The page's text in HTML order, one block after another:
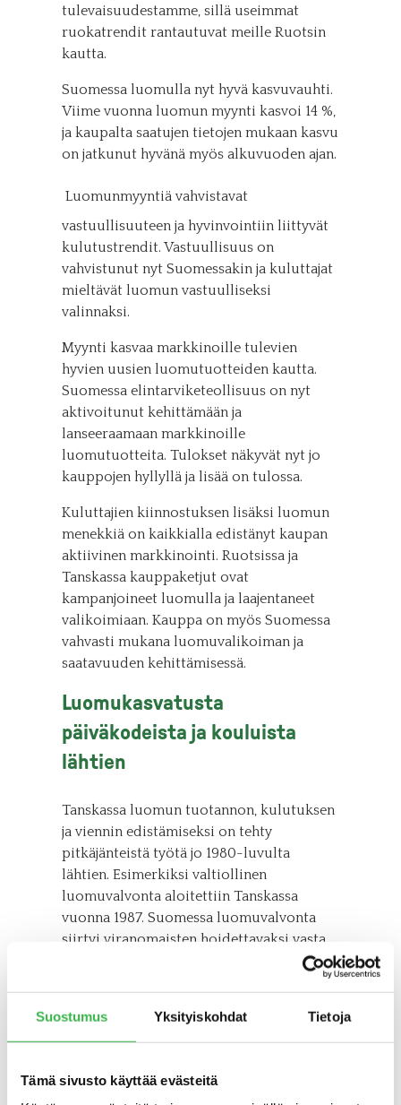
Suostumus Yksityiskohdat Tietoja
Tämä sivusto käyttää evästeitä
tulevaisuudestamme, sillä useimmat
ruokatrendit rantautuvat meille Ruotsin
kautta.
Suomessa luomulla nyt hyvä kasvuvauhti.
Viime vuonna luomun myynti kasvoi 14 %,
ja kaupalta saatujen tietojen mukaan kasvu
on jatkunut hyvänä myös alkuvuoden ajan.
Luomunmyyntiä vahvistavat
vastuullisuuteen ja hyvinvointiin liittyvät
kulutustrendit. Vastuullisuus on
vahvistunut nyt Suomessakin ja kuluttajat
mieltävät luomun vastuulliseksi
valinnaksi.
Myynti kasvaa markkinoille tulevien
hyvien uusien luomutuotteiden kautta.
Suomessa elintarviketeollisuus on nyt
aktivoitunut kehittämään ja
lanseeraamaan markkinoille
luomutuotteita. Tulokset näkyvät nyt jo
kauppojen hyllyllä ja lisää on tulossa.
Kuluttajien kiinnostuksen lisäksi luomun
menekkiä on kaikkialla edistänyt kaupan
aktiivinen markkinointi. Ruotsissa ja
Tanskassa kauppaketjut ovat
kampanjoineet luomulla ja laajentaneet
valikoimiaan. Kauppa on myös Suomessa
vahvasti mukana luomuvalikoiman ja
saatavuuden kehittämisessä.
Luomukasvatusta
päiväkodeista ja kouluista
lähtien
Tanskassa luomun tuotannon, kulutuksen
ja viennin edistämiseksi on tehty
pitkäjänteistä työtä jo 1980-luvulta
lähtien. Esimerkiksi valtiollinen
luomuvalvonta aloitettiin Tanskassa
vuonna 1987. Suomessa luomuvalvonta
siirtyi viranomaisten hoidettavaksi vasta
Ruotsissa ja Tanskassa luomu on vahvasti
myös ravintoloissa, ja erityisesti julkiset
keittiöt ovat ottaneet luomun
julkisissa keittiöissä on keskimäärin 31 %,